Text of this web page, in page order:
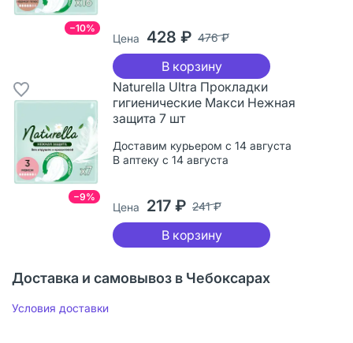
−10%
Цена 428 ₽ 476 ₽
В корзину
−9%
Naturella Ultra Прокладки
гигиенические Макси Нежная
защита 7 шт
Доставим курьером с 14 августа
В аптеку с 14 августа
Цена 217 ₽ 241 ₽
В корзину
Доставка и самовывоз в Чебоксарах
Условия доставки